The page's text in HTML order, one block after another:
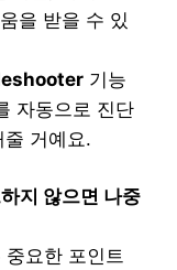
을 받을 수 있
기능
자동으로 진단
거예요.
지 않으면 나중
요한 포인트